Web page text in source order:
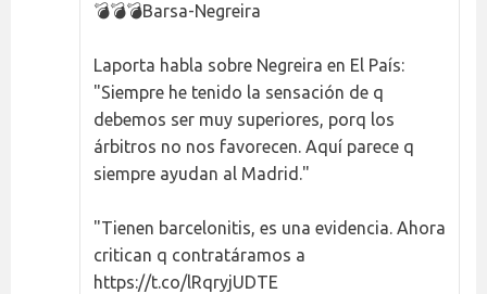
💣💣💣Barsa-Negreira
Laporta habla sobre Negreira en El País:
"Siempre he tenido la sensación de q
debemos ser muy superiores, porq los
árbitros no nos favorecen. Aquí parece q
siempre ayudan al Madrid."
"Tienen barcelonitis, es una evidencia. Ahora
critican q contratáramos a
https://t.co/lRqryjUDTE